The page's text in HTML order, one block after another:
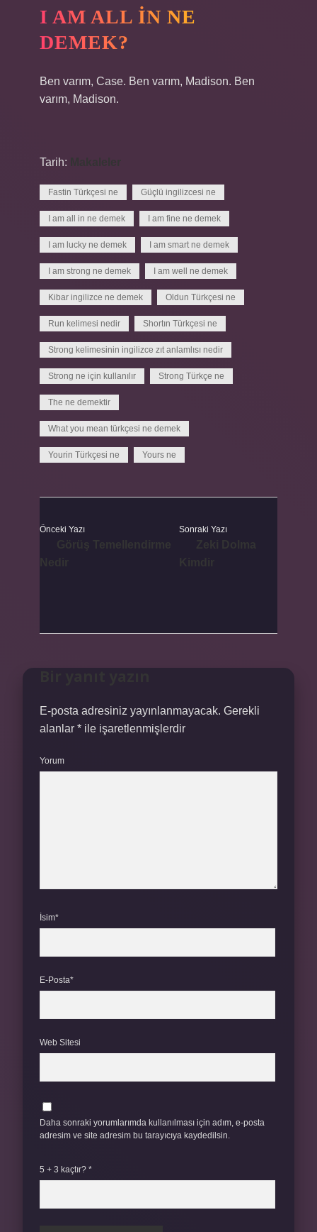
I AM ALL IN NE
DEMEK?
Ben varım, Case. Ben varım, Madison. Ben
varım, Madison.
Tarih:
Fastin Türkçesi ne Güçlü ingilizcesi ne
I am all in ne demek I am fine ne demek
I am lucky ne demek I am smart ne demek
I am strong ne demek I am well ne demek
Kibar ingilizce ne demek Oldun Türkçesi ne
Run kelimesi nedir Shortın Türkçesi ne
Strong kelimesinin ingilizce zıt anlamlısı nedir
Strong ne için kullanılır Strong Türkçe ne
The ne demektir
What you mean türkçesi ne demek
Yourin Türkçesi ne Yours ne
Önceki Yazı Sonraki Yazı
E-posta adresiniz yayınlanmayacak. Gerekli
alanlar * ile işaretlenmişlerdir
Yorum
İsim*
E-Posta*
Web Sitesi
Daha sonraki yorumlarımda kullanılması için adım, e-posta
adresim ve site adresim bu tarayıcıya kaydedilsin.
5 + 3 kaçtır? *